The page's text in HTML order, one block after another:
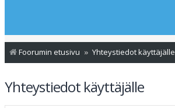
Foorumin etusivu Yhteystiedot käyttäjälle
Yhteystiedot käyttäjälle